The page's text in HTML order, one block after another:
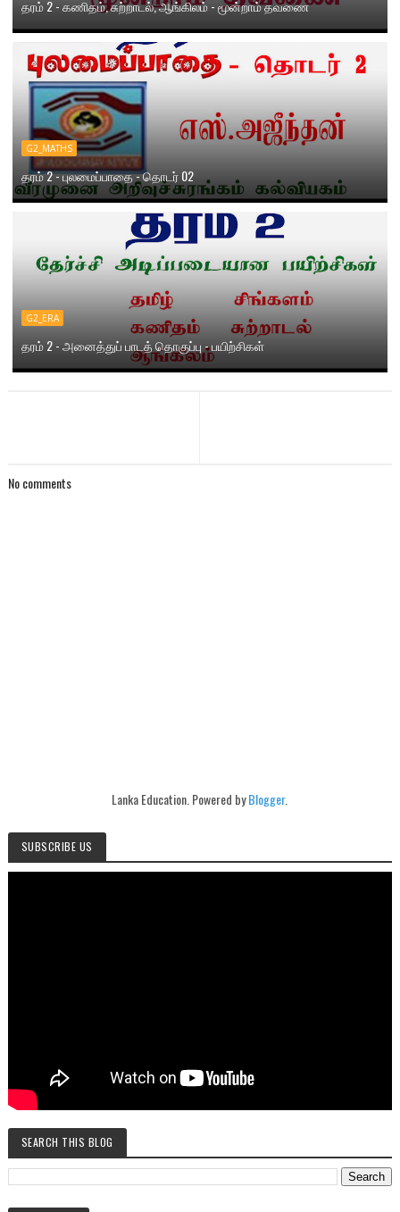
தரம் 2 - கணிதம், சுற்றாடல், ஆங்கிலம் - மூன்றாம் தவணை
G2_MATHS
தரம் 2 - புலமைப்பாதை - தொடர் 02
G2_ERA
தரம் 2 - அனைத்துப் பாடத் தொகுப்பு - பயிற்சிகள்
No comments
Lanka Education. Powered byBlogger.
SUBSCRIBE US
SEARCH THIS BLOG